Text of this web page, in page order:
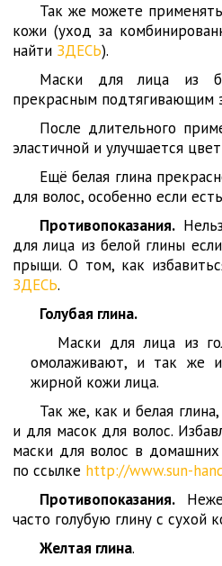
Так же можете
кожи (уход за
найти ЗДЕСЬ).
Маски для лица из
прекрасным подтягивающим
После длительного
эластичной и улучшается
Ещё белая глина
для волос, особенно если
Противопоказания.
для лица из белой глины
прыщи. О том, как
ЗДЕСЬ.
Голубая глина.
Маски для лица из
омолаживают, и так же
жирной кожи лица.
Так же, как и белая
и для масок для волос.
маски для волос в
по ссылке http://www.sun-
Противопоказания.
часто голубую глину с сухой
Желтая глина.